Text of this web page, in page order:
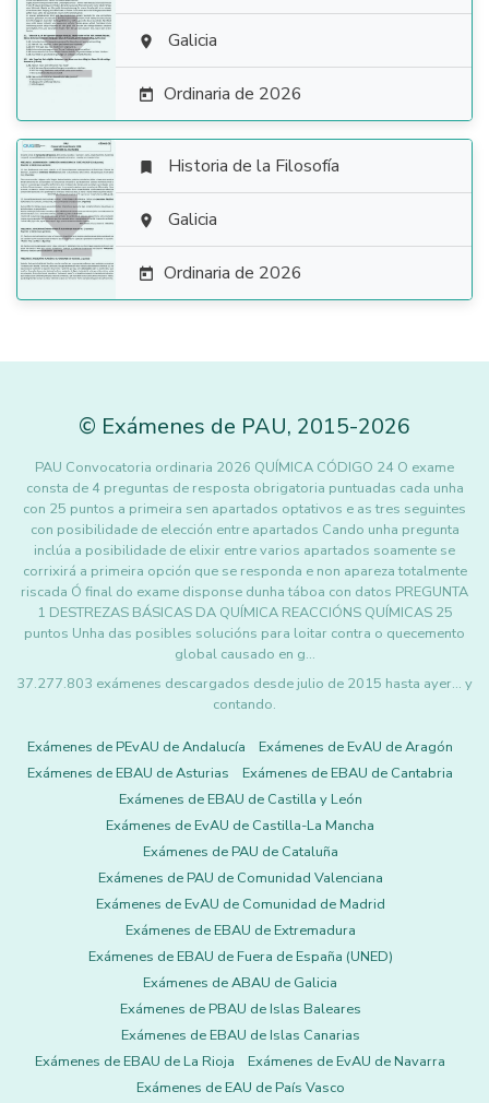
  Galicia
 Ordinaria de 2026

 Historia de la Filosofía
 Galicia
 Ordinaria de 2026
© Exámenes de PAU, 2015-2026
PAU Convocatoria ordinaria 2026 QUÍMICA CÓDIGO 24 O exame
consta de 4 preguntas de resposta obrigatoria puntuadas cada unha
con 25 puntos a primeira sen apartados optativos e as tres seguintes
con posibilidade de elección entre apartados Cando unha pregunta
inclúa a posibilidade de elixir entre varios apartados soamente se
corrixirá a primeira opción que se responda e non apareza totalmente
riscada Ó final do exame disponse dunha táboa con datos PREGUNTA
1 DESTREZAS BÁSICAS DA QUÍMICA REACCIÓNS QUÍMICAS 25
puntos Unha das posibles solucións para loitar contra o quecemento
global causado en g…
37.277.803 exámenes descargados desde julio de 2015 hasta ayer... y
contando.
Exámenes de PEvAU de Andalucía
Exámenes de EvAU de Aragón
Exámenes de EBAU de Asturias
Exámenes de EBAU de Cantabria
Exámenes de EBAU de Castilla y León
Exámenes de EvAU de Castilla-La Mancha
Exámenes de PAU de Cataluña
Exámenes de PAU de Comunidad Valenciana
Exámenes de EvAU de Comunidad de Madrid
Exámenes de EBAU de Extremadura
Exámenes de EBAU de Fuera de España (UNED)
Exámenes de ABAU de Galicia
Exámenes de PBAU de Islas Baleares
Exámenes de EBAU de Islas Canarias
Exámenes de EBAU de La Rioja
Exámenes de EvAU de Navarra
Exámenes de EAU de País Vasco